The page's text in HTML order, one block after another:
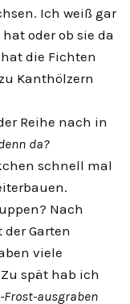
Ich weiß gar
oder ob sie da
die Fichten
Kanthölzern
Reihe nach in
da?
schnell mal
Nach
Garten
viele
spät hab ich
ausgraben